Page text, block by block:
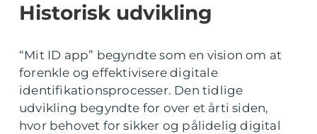
Historisk udvikling
“Mit ID app” begyndte som en vision om at
forenkle og effektivisere digitale
identifikationsprocesser. Den tidlige
udvikling begyndte for over et årti siden,
hvor behovet for sikker og pålidelig digital